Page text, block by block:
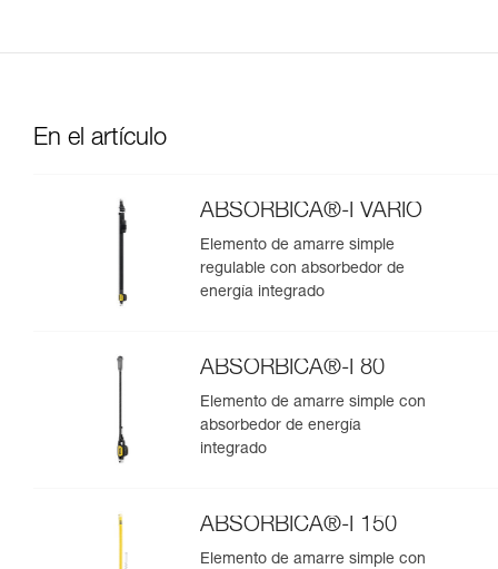
En el artículo
ABSORBICA®-I VARIO
Elemento de amarre simple
regulable con absorbedor de
energía integrado
ABSORBICA®-I 80
Elemento de amarre simple con
absorbedor de energía
integrado
ABSORBICA®-I 150
Elemento de amarre simple con